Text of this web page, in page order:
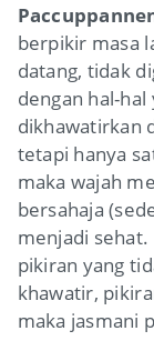
berpikir masa
datang, tidak
dengan hal-
dikhawatirkan
tetapi hanya
maka wajah
bersahaja
menjadi sehat.
pikiran yang
khawatir,
maka jasmani